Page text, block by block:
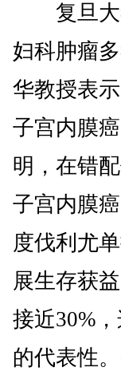
复旦大
妇科肿瘤
华教授表
子宫内膜
明，在错
子宫内膜
度伐利尤
展生存获
接近30%
的代表性